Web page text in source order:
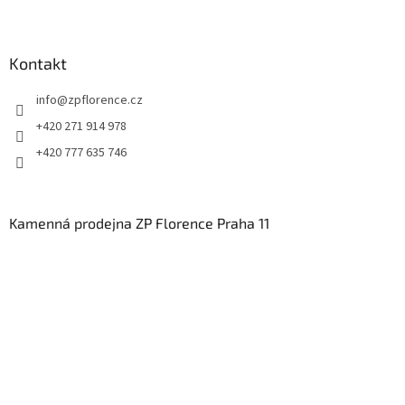
Kontakt
info@zpflorence.cz
+420 271 914 978
+420 777 635 746
Kamenná prodejna ZP Florence Praha 11